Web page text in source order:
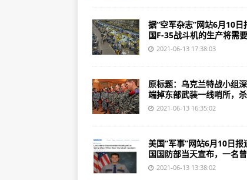
新华全媒+｜稳步增长，前5
国家级、省级医疗专家赶赴
陈飞：如何理性科学看待亚洲
潮起塞上满目新——宁夏建设
浓情端午 家国情怀延续传承
珠海斗门通报“网传一名送
我国数字人民币试点“多地开
敲黑板！端午安全出行 这些“
据“空军杂志”网站6月10日
国F-35战斗机的生产将需
2021-06-13 17:38:03
原标题：乌克兰特战小组深
端掉东部武装一线哨所，
2021-06-13 16:35:02
美国“军事”网站6月10日报
国国防部当天宣布，一名
2021-06-13 13:38:02